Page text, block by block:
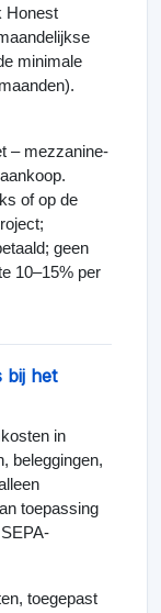
Honest
minimale
– mezzanine-
of op de
geen
10–15% per
bij het
in
beleggingen,
toepassing
toegepast